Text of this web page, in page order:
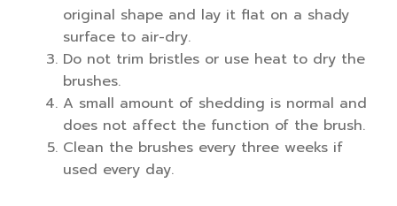
original shape and lay it flat on a shady
surface to air-dry.
Do not trim bristles or use heat to dry the
brushes.
A small amount of shedding is normal and
does not affect the function of the brush.
Clean the brushes every three weeks if
used every day.